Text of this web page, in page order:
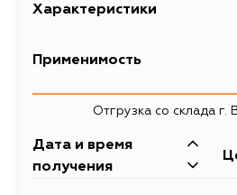
Характеристики
Высота упаковки, мм
Объем упаковки, л
Применимость
Кузов
AWL10, GRL10, GRL11, GRL15,
Toyota
Отгрузка со склада г.
Дата и время
получения